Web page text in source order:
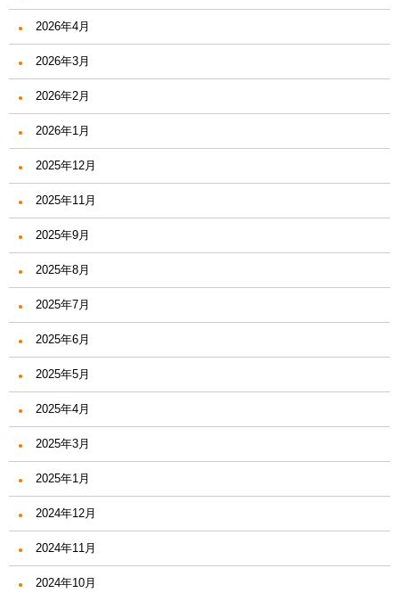
2026年4月
2026年3月
2026年2月
2026年1月
2025年12月
2025年11月
2025年9月
2025年8月
2025年7月
2025年6月
2025年5月
2025年4月
2025年3月
2025年1月
2024年12月
2024年11月
2024年10月